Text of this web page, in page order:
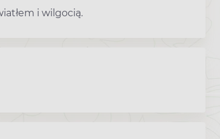
i wilgocią.